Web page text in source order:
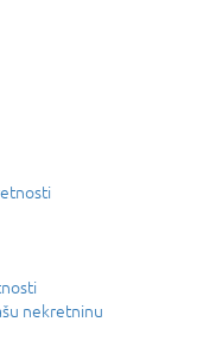
nekretninu